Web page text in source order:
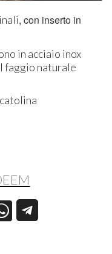
, con inserto in
in acciaio inox
faggio naturale